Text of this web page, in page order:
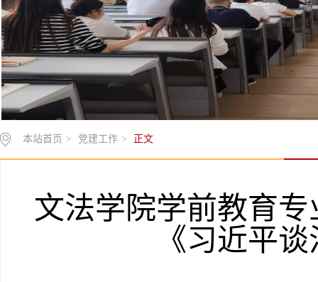
本站首页 > 党建工作 > 正文
文法学院学前教育
《习近平